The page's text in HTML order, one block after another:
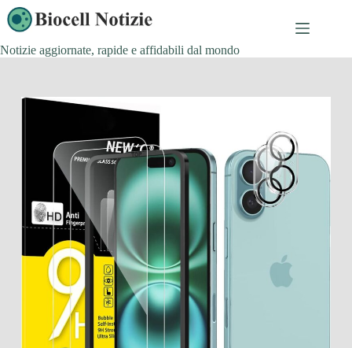
Salta
al
contenuto
Notizie aggiornate, rapide e affidabili dal mondo